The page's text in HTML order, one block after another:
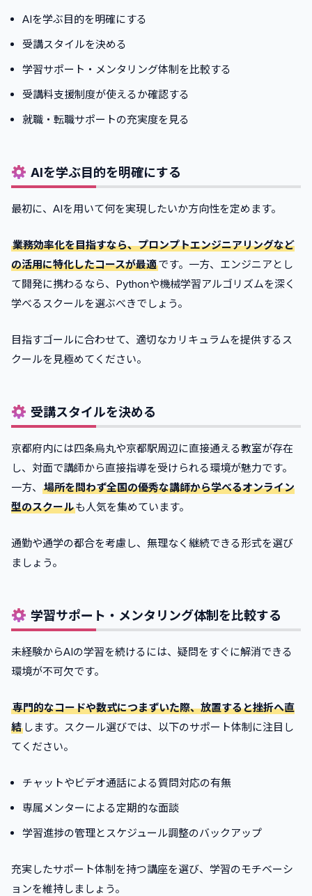
AIを学ぶ目的を明確にする
受講スタイルを決める
学習サポート・メンタリング体制を比較する
受講料支援制度が使えるか確認する
就職・転職サポートの充実度を見る
AIを学ぶ目的を明確にする
最初に、AIを用いて何を実現したいか方向性を定めます。
業務効率化を目指すなら、プロンプトエンジニアリングなど
の活用に特化したコースが最適です。一方、エンジニアとし
て開発に携わるなら、Pythonや機械学習アルゴリズムを深く
学べるスクールを選ぶべきでしょう。
目指すゴールに合わせて、適切なカリキュラムを提供するス
クールを見極めてください。
受講スタイルを決める
京都府内には四条烏丸や京都駅周辺に直接通える教室が存在
し、対面で講師から直接指導を受けられる環境が魅力です。
一方、
場所を問わず全国の優秀な講師から学べるオンライン
型のスクールも人気を集めています。
通勤や通学の都合を考慮し、無理なく継続できる形式を選び
ましょう。
学習サポート・メンタリング体制を比較する
未経験からAIの学習を続けるには、疑問をすぐに解消できる
環境が不可欠です。
専門的なコードや数式につまずいた際、放置すると挫折へ直
結 します。スクール選びでは、以下のサポート体制に注目し
てください。
チャットやビデオ通話による質問対応の有無
専属メンターによる定期的な面談
学習進捗の管理とスケジュール調整のバックアップ
充実したサポート体制を持つ講座を選び、学習のモチベーシ
ョンを維持しましょう。